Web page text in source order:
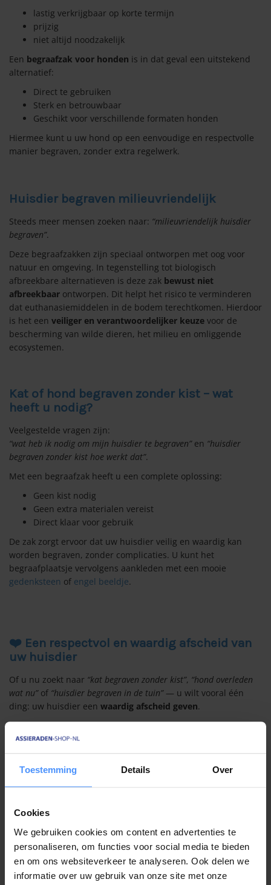
Toestemming Details Over
Cookies
We gebruiken cookies om content en advertenties te
personaliseren, om functies voor social media te bieden
en om ons websiteverkeer te analyseren. Ook delen we
informatie over uw gebruik van onze site met onze
lastig verkrijgbaar op korte termijn
prijzig
niet altijd noodzakelijk
Een begraafzak voor honden is in dat geval een uitstekend
alternatief:
Direct te gebruiken
Sterk en betrouwbaar
Geschikt voor verschillende formaten honden
Hiermee kunt u uw hond op een eenvoudige en respectvolle
manier begraven, zonder extra regelwerk.
Huisdier begraven milieuvriendelijk
Steeds meer mensen zoeken naar: “milieuvriendelijk huisdier
begraven”.
Deze begraafzakken zijn speciaal ontworpen met oog voor
natuur en omgeving. In tegenstelling tot biologisch
afbreekbare alternatieven is deze zak bewust niet
afbreekbaar ontworpen. Dit helpt het risico te verminderen
dat euthanasiemiddelen in de bodem terechtkomen. Hierdoor
is het een veiliger en verantwoordelijker keuze voor de
bescherming van wilde dieren, het milieu en omliggende
ecosystemen.
Kat of hond begraven zonder kist – wat
heeft u nodig?
Veelgestelde vragen zijn:
“wat heb ik nodig om mijn huisdier te begraven”en “huisdier
begraven zonder kist hoe werkt dat”.
Met een begraafzak heeft u een complete oplossing:
Geen kist nodig
Geen extra materialen vereist
Direct klaar voor gebruik
De zak zorgt ervoor dat uw huisdier veilig en waardig kan
worden begraven, zonder complicaties. U kunt het
begraafplaatsje vervolgens aankleden met een mooie
gedenksteen of engel beeldje.
❤️ Een respectvol en waardig afscheid van
uw huisdier
Of u nu zoekt naar “kat begraven zonder kist”, “hond overleden
wat nu”of “huisdier begraven in de tuin”— u wilt vooral één
ding: uw huisdier een waardig afscheid geven.
Met een begraafzak kiest u voor:
Respect en zorg
Een fijne en eenvoudige oplossing
Zo kunt u in alle rust afscheid nemen, op een manier die
Lijkenzakken voor huisdieren